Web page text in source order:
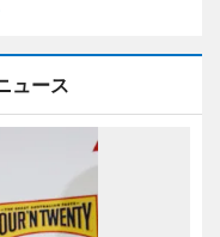
ュース